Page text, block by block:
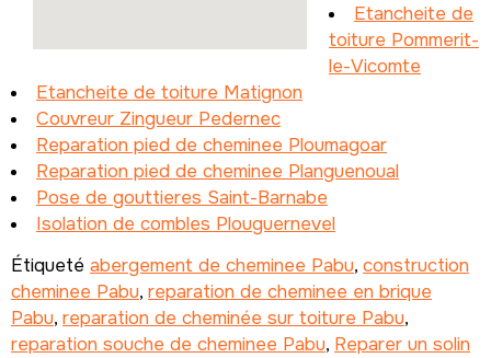
Etancheite de
toiture Pommerit-
le-Vicomte
Etancheite de toiture Matignon
Couvreur Zingueur Pedernec
Reparation pied de cheminee Ploumagoar
Reparation pied de cheminee Planguenoual
Pose de gouttieres Saint-Barnabe
Isolation de combles Plouguernevel
Étiqueté abergement de cheminee Pabu, construction
cheminee Pabu, reparation de cheminee en brique
Pabu, reparation de cheminée sur toiture Pabu,
reparation souche de cheminee Pabu, Reparer un solin